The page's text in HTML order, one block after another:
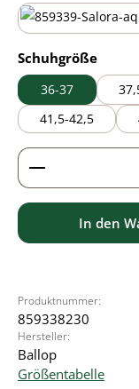
Schuhgröße
36-37
41,5-42,5
Produkt
In den
Produktnummer:
859338230
Hersteller:
Ballop
Größentabelle